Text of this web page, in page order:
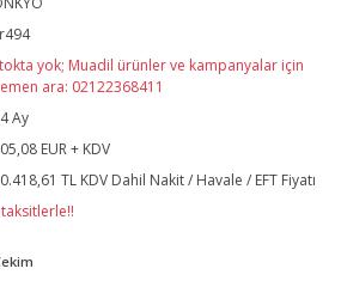
yok; Muadil ürünler ve kampanyalar için
ara: 02122368411
Ay
EUR + KDV
TL KDV Dahil Nakit / Havale / EFT Fiyatı